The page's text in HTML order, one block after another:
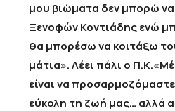
μου βιώματα δεν μπορώ
Ξενοφών Κοντιάδης ενώ
θα μπορέσω να κοιτάξω
μάτια». Λέει πάλι ο Π.Κ.
είναι να
εύκολη τη ζωή μας… αλλά